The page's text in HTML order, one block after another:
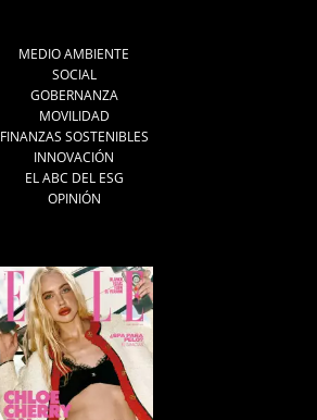
MEDIO AMBIENTE
SOCIAL
GOBERNANZA
MOVILIDAD
FINANZAS SOSTENIBLES
INNOVACIÓN
EL ABC DEL ESG
OPINIÓN